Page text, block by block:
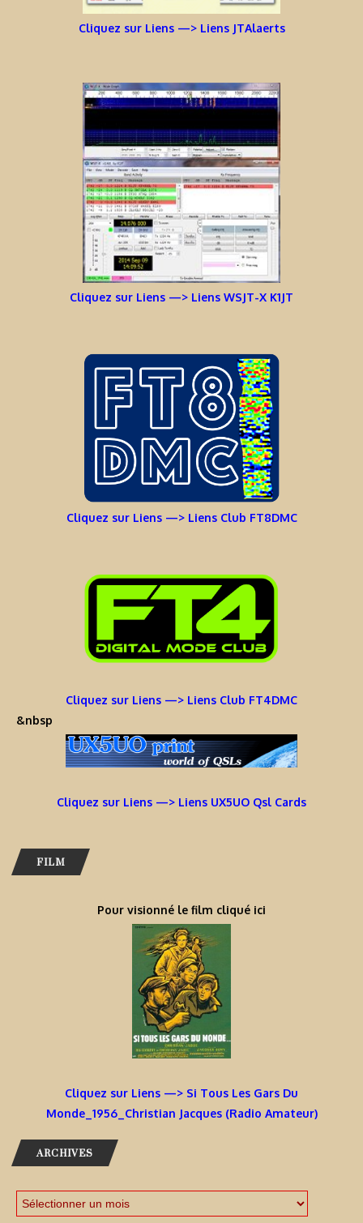
Cliquez sur Liens —> Liens JTAlaerts
Cliquez sur Liens —> Liens WSJT-X K1JT
Cliquez sur Liens —> Liens Club FT8DMC
Cliquez sur Liens —> Liens Club FT4DMC
&nbsp
Cliquez sur Liens —> Liens UX5UO Qsl Cards
FILM
Pour visionné le film cliqué ici
Cliquez sur Liens —> Si Tous Les Gars Du
Monde_1956_Christian Jacques (Radio Amateur)
ARCHIVES